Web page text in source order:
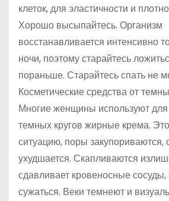
клеток, для эластичности и
Хорошо высыпайтесь. Организм
восстанавливается интенсивно
ночи, поэтому старайтесь
пораньше. Старайтесь спать не
Косметические средства от
Многие женщины используют для
темных кругов жирные крема. Это
ситуацию, поры
ухудшается. Скапливаются
сдавливает кровеносные сосуды,
сужаться. Веки темнеют и